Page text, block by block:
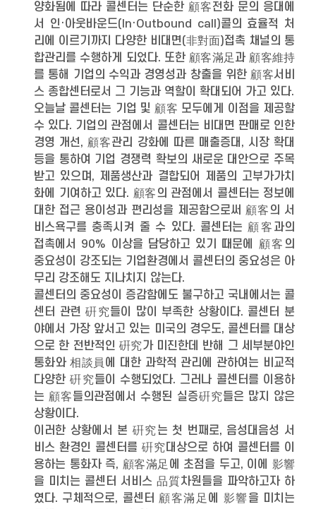
양화됨에 따라 콜센터는 단순한 顧客전화 문의 응대에
서 인·아웃바운드(In·Outbound call)콜의 효율적 처
리에 이르기까지 다양한 비대면(非對面)접촉 채널의 통
합관리를 수행하게 되었다. 또한 顧客滿足과 顧客維持
를 통해 기업의 수익과 경영성과 창출을 위한 顧客서비
스 종합센터로서 그 기능과 역할이 확대되어 가고 있다.
오늘날 콜센터는 기업 및 顧客 모두에게 이점을 제공할
수 있다. 기업의 관점에서 콜센터는 비대면 판매로 인한
경영 개선, 顧客관리 강화에 따른 매출증대, 시장 확대
등을 통하여 기업 경쟁력 확보의 새로운 대안으로 주목
받고 있으며, 제품생산과 결합되어 제품의 고부가가치
화에 기여하고 있다. 顧客의 관점에서 콜센터는 정보에
대한 접근 용이성과 편리성을 제공함으로써 顧客의 서
비스욕구를 충족시켜 줄 수 있다. 콜센터는 顧客과의
접촉에서 90% 이상을 담당하고 있기 때문에 顧客의
중요성이 강조되는 기업환경에서 콜센터의 중요성은 아
무리 강조해도 지나치지 않는다.
콜센터의 중요성이 증감함에도 불구하고 국내에서는 콜
센터 관련 硏究들이 많이 부족한 상황이다. 콜센터 분
야에서 가장 앞서고 있는 미국의 경우도, 콜센터를 대상
으로 한 전반적인 硏究가 미진한데 반해 그 세부분야인
통화와 相談員에 대한 과학적 관리에 관하여는 비교적
다양한 硏究들이 수행되었다. 그러나 콜센터를 이용하
는 顧客들의관점에서 수행된 실증硏究들은 많지 않은
상황이다.
이러한 상황에서 본 硏究는 첫 번째로, 음성대음성 서
비스 환경인 콜센터를 硏究대상으로 하여 콜센터를 이
용하는 통화자 즉, 顧客滿足에 초점을 두고, 이에 影響
을 미치는 콜센터 서비스 品質차원들을 파악하고자 하
였다. 구체적으로, 콜센터 顧客滿足에 影響을 미치는